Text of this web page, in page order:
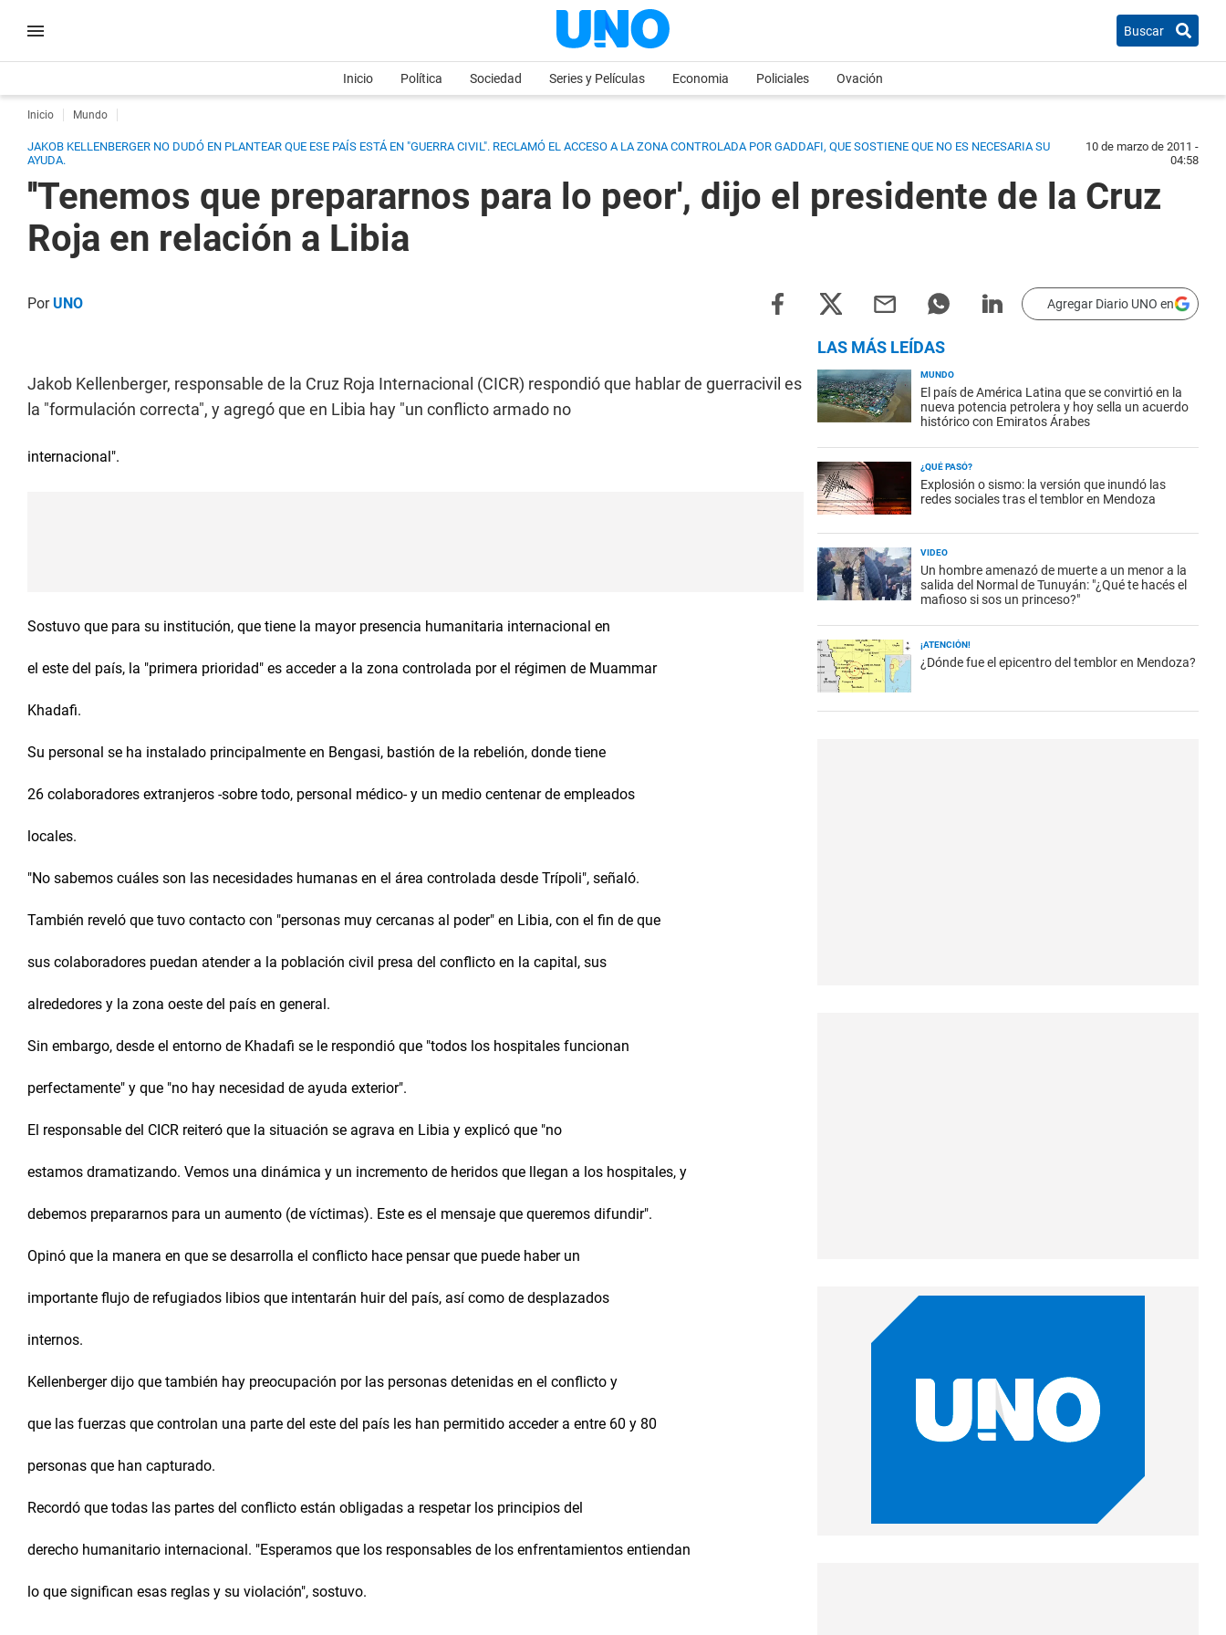
Buscar
Inicio Política Sociedad Series y Películas Economia Policiales Ovación
Inicio Mundo
JAKOB KELLENBERGER NO DUDÓ EN PLANTEAR QUE ESE PAÍS ESTÁ EN "GUERRA CIVIL". RECLAMÓ EL ACCESO A LA ZONA CONTROLADA POR GADDAFI, QUE SOSTIENE QUE NO ES NECESARIA SU
AYUDA.
10 de marzo de 2011 -
04:58
''Tenemos que prepararnos para lo peor', dijo el presidente de la Cruz
Roja en relación a Libia
PorUNO Agregar Diario UNO en
Jakob Kellenberger, responsable de la Cruz Roja Internacional (CICR) respondió que hablar de guerracivil es
la "formulación correcta", y agregó que en Libia hay "un conflicto armado no
internacional".
Sostuvo que para su institución, que tiene la mayor presencia humanitaria internacional en
el este del país, la "primera prioridad" es acceder a la zona controlada por el régimen de Muammar
Khadafi.
Su personal se ha instalado principalmente en Bengasi, bastión de la rebelión, donde tiene
26 colaboradores extranjeros -sobre todo, personal médico- y un medio centenar de empleados
locales.
"No sabemos cuáles son las necesidades humanas en el área controlada desde Trípoli", señaló.
También reveló que tuvo contacto con "personas muy cercanas al poder" en Libia, con el fin de que
sus colaboradores puedan atender a la población civil presa del conflicto en la capital, sus
alrededores y la zona oeste del país en general.
Sin embargo, desde el entorno de Khadafi se le respondió que "todos los hospitales funcionan
perfectamente" y que "no hay necesidad de ayuda exterior".
El responsable del CICR reiteró que la situación se agrava en Libia y explicó que "no
estamos dramatizando. Vemos una dinámica y un incremento de heridos que llegan a los hospitales, y
debemos prepararnos para un aumento (de víctimas). Este es el mensaje que queremos difundir".
Opinó que la manera en que se desarrolla el conflicto hace pensar que puede haber un
importante flujo de refugiados libios que intentarán huir del país, así como de desplazados
internos.
Kellenberger dijo que también hay preocupación por las personas detenidas en el conflicto y
que las fuerzas que controlan una parte del este del país les han permitido acceder a entre 60 y 80
personas que han capturado.
Recordó que todas las partes del conflicto están obligadas a respetar los principios del
derecho humanitario internacional. "Esperamos que los responsables de los enfrentamientos entiendan
lo que significan esas reglas y su violación", sostuvo.
LAS MÁS LEÍDAS
MUNDO
El país de América Latina que se convirtió en la
nueva potencia petrolera y hoy sella un acuerdo
histórico con Emiratos Árabes
¿QUÉ PASÓ?
Explosión o sismo: la versión que inundó las
redes sociales tras el temblor en Mendoza
VIDEO
Un hombre amenazó de muerte a un menor a la
salida del Normal de Tunuyán: "¿Qué te hacés el
mafioso si sos un princeso?"
¡ATENCIÓN!
¿Dónde fue el epicentro del temblor en Mendoza?